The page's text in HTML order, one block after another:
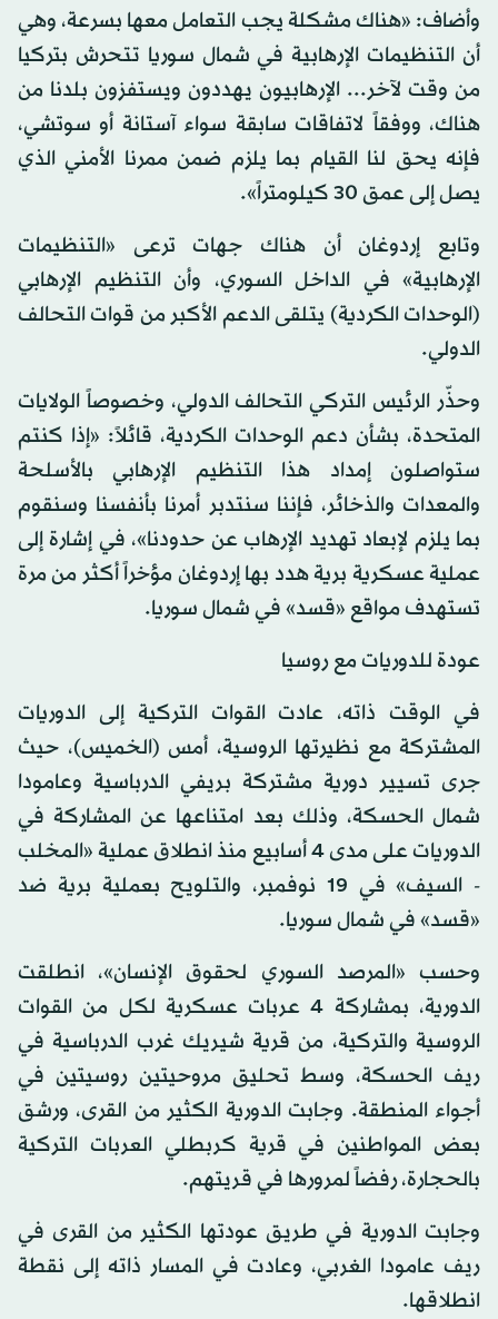
وأضاف: «هناك مشكلة يجب التعامل معها بسرعة، وهي
أن التنظيمات الإرهابية في شمال سوريا تتحرش بتركيا
من وقت لآخر... الإرهابيون يهددون ويستفزون بلدنا من
هناك، ووفقاً لاتفاقات سابقة سواء آستانة أو سوتشي،
فإنه يحق لنا القيام بما يلزم ضمن ممرنا الأمني الذي
يصل إلى عمق 30 كيلومتراً».
وتابع إردوغان أن هناك جهات ترعى «التنظيمات
الإرهابية» في الداخل السوري، وأن التنظيم الإرهابي
(الوحدات الكردية) يتلقى الدعم الأكبر من قوات التحالف
الدولي.
وحذّر الرئيس التركي التحالف الدولي، وخصوصاً الولايات
المتحدة، بشأن دعم الوحدات الكردية، قائلاً: «إذا كنتم
ستواصلون إمداد هذا التنظيم الإرهابي بالأسلحة
والمعدات والذخائر، فإننا سنتدبر أمرنا بأنفسنا وسنقوم
بما يلزم لإبعاد تهديد الإرهاب عن حدودنا»، في إشارة إلى
عملية عسكرية برية هدد بها إردوغان مؤخراً أكثر من مرة
تستهدف مواقع «قسد» في شمال سوريا.
عودة للدوريات مع روسيا
في الوقت ذاته، عادت القوات التركية إلى الدوريات
المشتركة مع نظيرتها الروسية، أمس (الخميس)، حيث
جرى تسيير دورية مشتركة بريفي الدرباسية وعامودا
شمال الحسكة، وذلك بعد امتناعها عن المشاركة في
الدوريات على مدى 4 أسابيع منذ انطلاق عملية «المخلب
- السيف» في 19 نوفمبر، والتلويح بعملية برية ضد
«قسد» في شمال سوريا.
وحسب «المرصد السوري لحقوق الإنسان»، انطلقت
الدورية، بمشاركة 4 عربات عسكرية لكل من القوات
الروسية والتركية، من قرية شيريك غرب الدرباسية في
ريف الحسكة، وسط تحليق مروحيتين روسيتين في
أجواء المنطقة. وجابت الدورية الكثير من القرى، ورشق
بعض المواطنين في قرية كربطلي العربات التركية
بالحجارة، رفضاً لمرورها في قريتهم.
وجابت الدورية في طريق عودتها الكثير من القرى في
ريف عامودا الغربي، وعادت في المسار ذاته إلى نقطة
انطلاقها.